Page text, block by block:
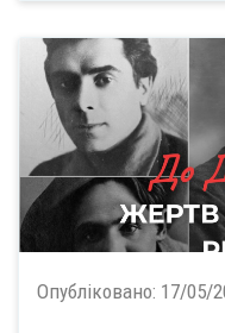
Опубліковано: 17/05/